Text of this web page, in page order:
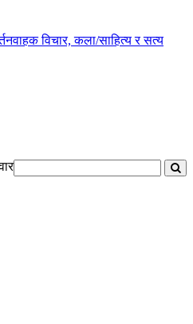
विचार, कला/साहित्य र सत्य